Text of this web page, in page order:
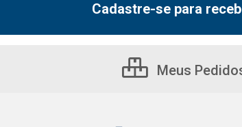
Cadastre-se para
Meus